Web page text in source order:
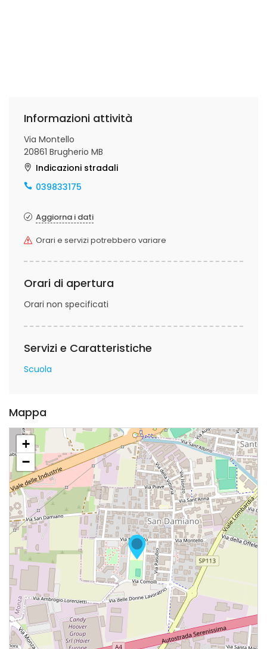
Informazioni attività
Via Montello
20861 Brugherio MB
Indicazioni stradali
039833175
Aggiorna i dati
Orari e servizi potrebbero variare
Orari di apertura
Orari non specificati
Servizi e Caratteristiche
Scuola
Mappa
+
−